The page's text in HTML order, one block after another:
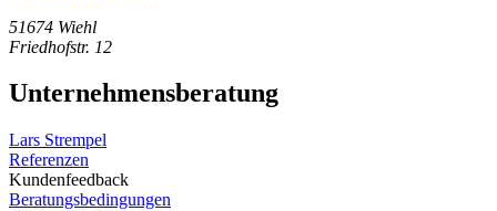
51674 Wiehl
Friedhofstr. 12
Unternehmensberatung
Lars Strempel
Referenzen
Kundenfeedback
Beratungsbedingungen